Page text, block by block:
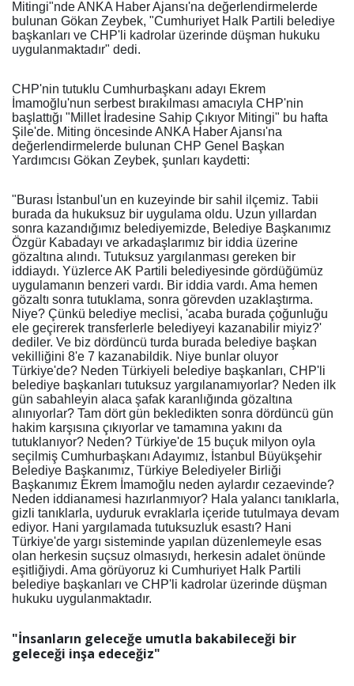
Mitingi"nde ANKA Haber Ajansı'na değerlendirmelerde
bulunan Gökan Zeybek, "Cumhuriyet Halk Partili belediye
başkanları ve CHP'li kadrolar üzerinde düşman hukuku
uygulanmaktadır" dedi.
CHP'nin tutuklu Cumhurbaşkanı adayı Ekrem
İmamoğlu'nun serbest bırakılması amacıyla CHP'nin
başlattığı "Millet İradesine Sahip Çıkıyor Mitingi" bu hafta
Şile'de. Miting öncesinde ANKA Haber Ajansı'na
değerlendirmelerde bulunan CHP Genel Başkan
Yardımcısı Gökan Zeybek, şunları kaydetti:
"Burası İstanbul'un en kuzeyinde bir sahil ilçemiz. Tabii
burada da hukuksuz bir uygulama oldu. Uzun yıllardan
sonra kazandığımız belediyemizde, Belediye Başkanımız
Özgür Kabadayı ve arkadaşlarımız bir iddia üzerine
gözaltına alındı. Tutuksuz yargılanması gereken bir
iddiaydı. Yüzlerce AK Partili belediyesinde gördüğümüz
uygulamanın benzeri vardı. Bir iddia vardı. Ama hemen
gözaltı sonra tutuklama, sonra görevden uzaklaştırma.
Niye? Çünkü belediye meclisi, 'acaba burada çoğunluğu
ele geçirerek transferlerle belediyeyi kazanabilir miyiz?'
dediler. Ve biz dördüncü turda burada belediye başkan
vekilliğini 8'e 7 kazanabildik. Niye bunlar oluyor
Türkiye'de? Neden Türkiyeli belediye başkanları, CHP'li
belediye başkanları tutuksuz yargılanamıyorlar? Neden ilk
gün sabahleyin alaca şafak karanlığında gözaltına
alınıyorlar? Tam dört gün bekledikten sonra dördüncü gün
hakim karşısına çıkıyorlar ve tamamına yakını da
tutuklanıyor? Neden? Türkiye'de 15 buçuk milyon oyla
seçilmiş Cumhurbaşkanı Adayımız, İstanbul Büyükşehir
Belediye Başkanımız, Türkiye Belediyeler Birliği
Başkanımız Ekrem İmamoğlu neden aylardır cezaevinde?
Neden iddianamesi hazırlanmıyor? Hala yalancı tanıklarla,
gizli tanıklarla, uyduruk evraklarla içeride tutulmaya devam
ediyor. Hani yargılamada tutuksuzluk esastı? Hani
Türkiye'de yargı sisteminde yapılan düzenlemeyle esas
olan herkesin suçsuz olmasıydı, herkesin adalet önünde
eşitliğiydi. Ama görüyoruz ki Cumhuriyet Halk Partili
belediye başkanları ve CHP'li kadrolar üzerinde düşman
hukuku uygulanmaktadır.
"İnsanların geleceğe umutla bakabileceği bir
geleceği inşa edeceğiz"